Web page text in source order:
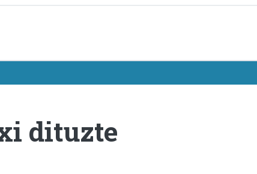
dituzte